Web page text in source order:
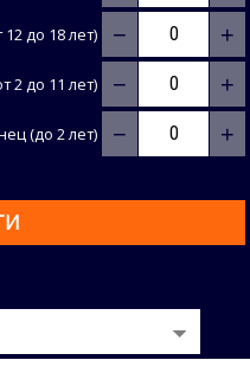
до 18 лет) − +
2 до 11 лет) − +
(до 2 лет) − +